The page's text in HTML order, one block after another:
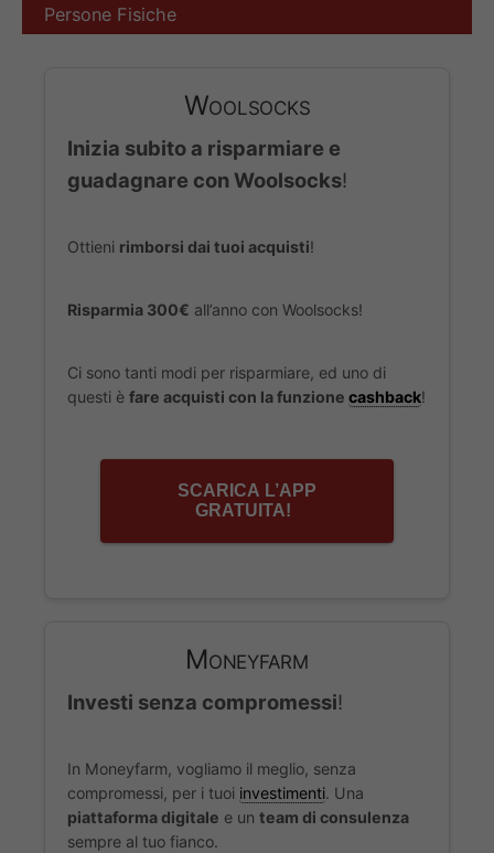
Persone Fisiche
Woolsocks
Inizia subito a risparmiare e
guadagnare con Woolsocks!
Ottieni rimborsi dai tuoi acquisti!
Risparmia 300€ all’anno con Woolsocks!
Ci sono tanti modi per risparmiare, ed uno di
questi è fare acquisti con la funzione cashback!
SCARICA L’APP
GRATUITA!
Moneyfarm
Investi senza compromessi!
In Moneyfarm, vogliamo il meglio, senza
compromessi, per i tuoi investimenti. Una
piattaforma digitale e un team di consulenza
sempre al tuo fianco.